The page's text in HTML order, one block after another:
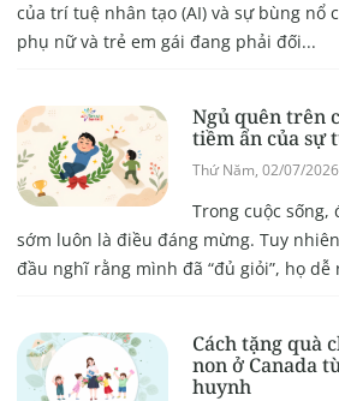
của trí tuệ nhân tạo (AI) và sự bùng nổ
phụ nữ và trẻ em gái đang phải đối...
Ngủ quên trên
tiềm ẩn của sự
Thứ Năm, 02/07/2026
Trong cuộc
sớm luôn là điều đáng mừng. Tuy
đầu nghĩ rằng mình đã “đủ giỏi”, họ dễ
Cách tặng quà
non ở Canada
huynh